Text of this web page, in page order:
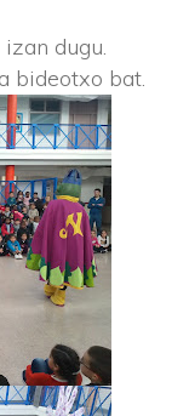
dugu.
bideotxo bat.